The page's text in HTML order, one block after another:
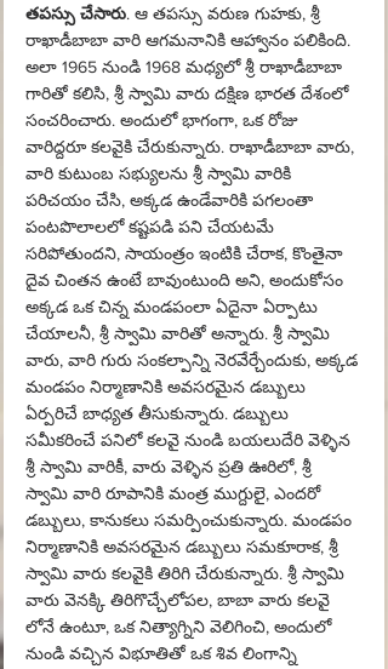
తపస్సు చేసారు. ఆ తపస్సు వరుణ గుహకు, శ్రీ
రాఖాడీబాబా వారి ఆగమనానికి ఆహ్వానం పలికింది.
అలా 1965 నుండి 1968 మధ్యలో శ్రీ రాఖాడీబాబా
గారితో కలిసి, శ్రీ స్వామి వారు దక్షిణ భారత దేశంలో
సంచరించారు. అందులో భాగంగా, ఒక రోజు
వారిద్దరూ కలవైకి చేరుకున్నారు. రాఖాడీబాబా వారు,
వారి కుటుంబ సభ్యులను శ్రీ స్వామి వారికి
పరిచయం చేసి, అక్కడ ఉండేవారికి పగలంతా
పంటపొలాలలో కష్టపడి పని చేయటమే
సరిపోతుందని, సాయంత్రం ఇంటికి చేరాక, కొంతైనా
దైవ చింతన ఉంటే బావుంటుంది అని, అందుకోసం
అక్కడ ఒక చిన్న మండపంలా ఏదైనా ఏర్పాటు
చేయాలనీ, శ్రీ స్వామి వారితో అన్నారు. శ్రీ స్వామి
వారు, వారి గురు సంకల్పాన్ని నెరవేర్చేందుకు, అక్కడ
మండపం నిర్మాణానికి అవసరమైన డబ్బులు
ఏర్పరిచే బాధ్యత తీసుకున్నారు. డబ్బులు
సమీకరించే పనిలో కలవై నుండి బయలుదేరి వెళ్ళిన
శ్రీ స్వామి వారికీ, వారు వెళ్ళిన ప్రతి ఊరిలో, శ్రీ
స్వామి వారి రూపానికి మంత్ర ముగ్దులై, ఎందరో
డబ్బులు, కానుకలు సమర్పించుకున్నారు. మండపం
నిర్మాణానికి అవసరమైన డబ్బులు సమకూరాక, శ్రీ
స్వామి వారు కలవైకి తిరిగి చేరుకున్నారు. శ్రీ స్వామి
వారు వెనక్కి తిరిగొచ్చేలోపల, బాబా వారు కలవై
లోనే ఉంటూ, ఒక నిత్యాగ్నిని వెలిగించి, అందులో
నుండి వచ్చిన విభూతితో ఒక శివ లింగాన్ని